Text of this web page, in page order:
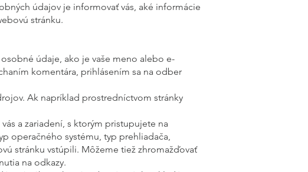
údajov je informovať vás, aké informácie
stránku.
údaje, ako je vaše meno alebo e-
komentára, prihlásením sa na odber
Ak napríklad prostredníctvom stránky
a zariadení, s ktorým pristupujete na
operačného systému, typ prehliadača,
stránku vstúpili. Môžeme tiež zhromažďovať
na odkazy.